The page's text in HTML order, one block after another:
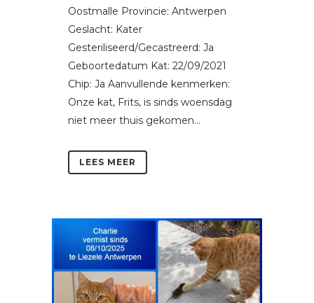
Oostmalle Provincie: Antwerpen
Geslacht: Kater
Gesteriliseerd/Gecastreerd: Ja
Geboortedatum Kat: 22/09/2021
Chip: Ja Aanvullende kenmerken:
Onze kat, Frits, is sinds woensdag
niet meer thuis gekomen...
LEES MEER